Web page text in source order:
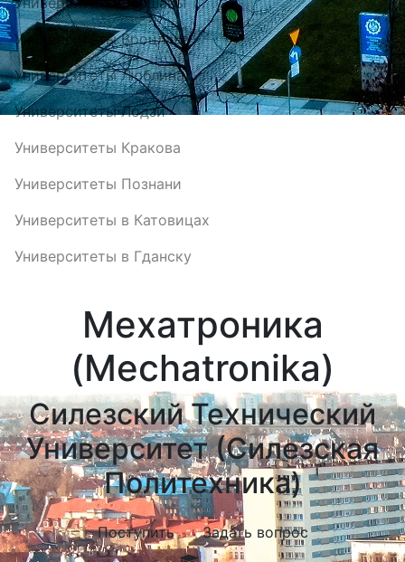
Университеты Вроцлава
Университеты Люблина
Университеты Лодзи
Университеты Кракова
Университеты Познани
Университеты в Катовицах
Университеты в Гданску
Мехатроника
(Mechatronika)
Силезский Технический
Университет (Силезская
Политехника)
Поступить Задать вопрос